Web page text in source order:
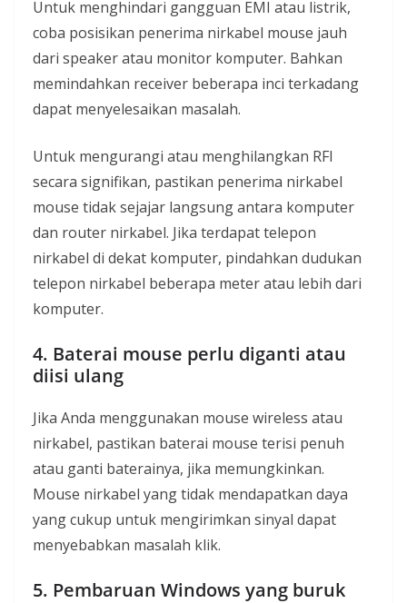
Untuk menghindari gangguan EMI atau listrik,
coba posisikan penerima nirkabel mouse jauh
dari speaker atau monitor komputer. Bahkan
memindahkan receiver beberapa inci terkadang
dapat menyelesaikan masalah.
Untuk mengurangi atau menghilangkan RFI
secara signifikan, pastikan penerima nirkabel
mouse tidak sejajar langsung antara komputer
dan router nirkabel. Jika terdapat telepon
nirkabel di dekat komputer, pindahkan dudukan
telepon nirkabel beberapa meter atau lebih dari
komputer.
4. Baterai mouse perlu diganti atau
diisi ulang
Jika Anda menggunakan mouse wireless atau
nirkabel, pastikan baterai mouse terisi penuh
atau ganti baterainya, jika memungkinkan.
Mouse nirkabel yang tidak mendapatkan daya
yang cukup untuk mengirimkan sinyal dapat
menyebabkan masalah klik.
5. Pembaruan Windows yang buruk